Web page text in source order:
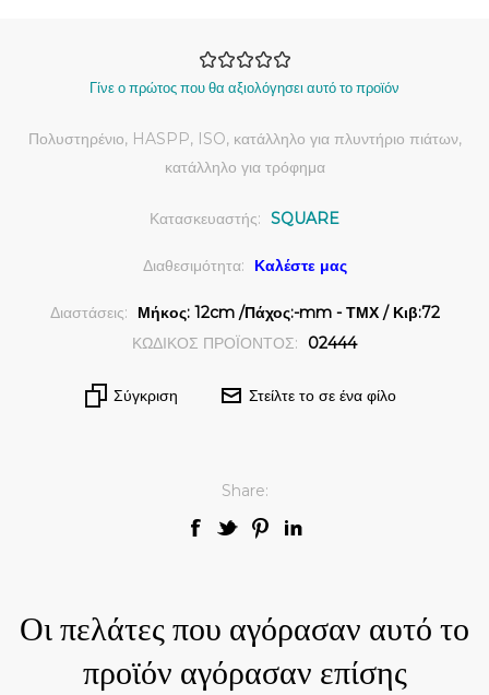
Γίνε ο πρώτος που θα αξιολόγησει αυτό το προϊόν
Πολυστηρένιο, HASPP, ISO, κατάλληλο για πλυντήριο πιάτων,
κατάλληλο για τρόφημα
Κατασκευαστής: SQUARE
Διαθεσιμότητα: Καλέστε μας
Διαστάσεις:
Μήκος: 12cm /Πάχος:-mm - ΤΜΧ / Κιβ:72
ΚΩΔΙΚΟΣ ΠΡΟΪΟΝΤΟΣ:
02444
Σύγκριση Στείλτε το σε ένα φίλο
Share:
Οι πελάτες που αγόρασαν αυτό το
προϊόν αγόρασαν επίσης